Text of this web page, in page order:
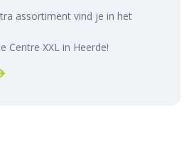
assortiment vind je in het
Centre XXL in Heerde!